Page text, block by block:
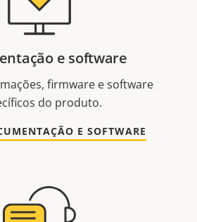
e software
firmware e software
do produto.
E SOFTWARE